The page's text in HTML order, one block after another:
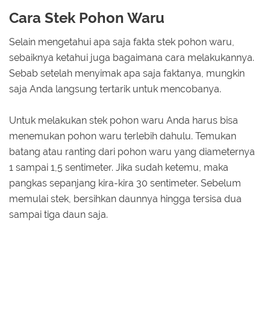
Cara Stek Pohon Waru
Selain mengetahui apa saja fakta stek pohon waru,
sebaiknya ketahui juga bagaimana cara melakukannya.
Sebab setelah menyimak apa saja faktanya, mungkin
saja Anda langsung tertarik untuk mencobanya.
Untuk melakukan stek pohon waru Anda harus bisa
menemukan pohon waru terlebih dahulu. Temukan
batang atau ranting dari pohon waru yang diameternya
1 sampai 1,5 sentimeter. Jika sudah ketemu, maka
pangkas sepanjang kira-kira 30 sentimeter. Sebelum
memulai stek, bersihkan daunnya hingga tersisa dua
sampai tiga daun saja.